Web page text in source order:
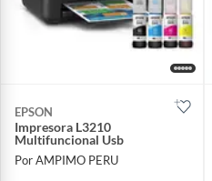
EPSON
Impresora L3210
Multifuncional Usb
Por AMPIMO PERU